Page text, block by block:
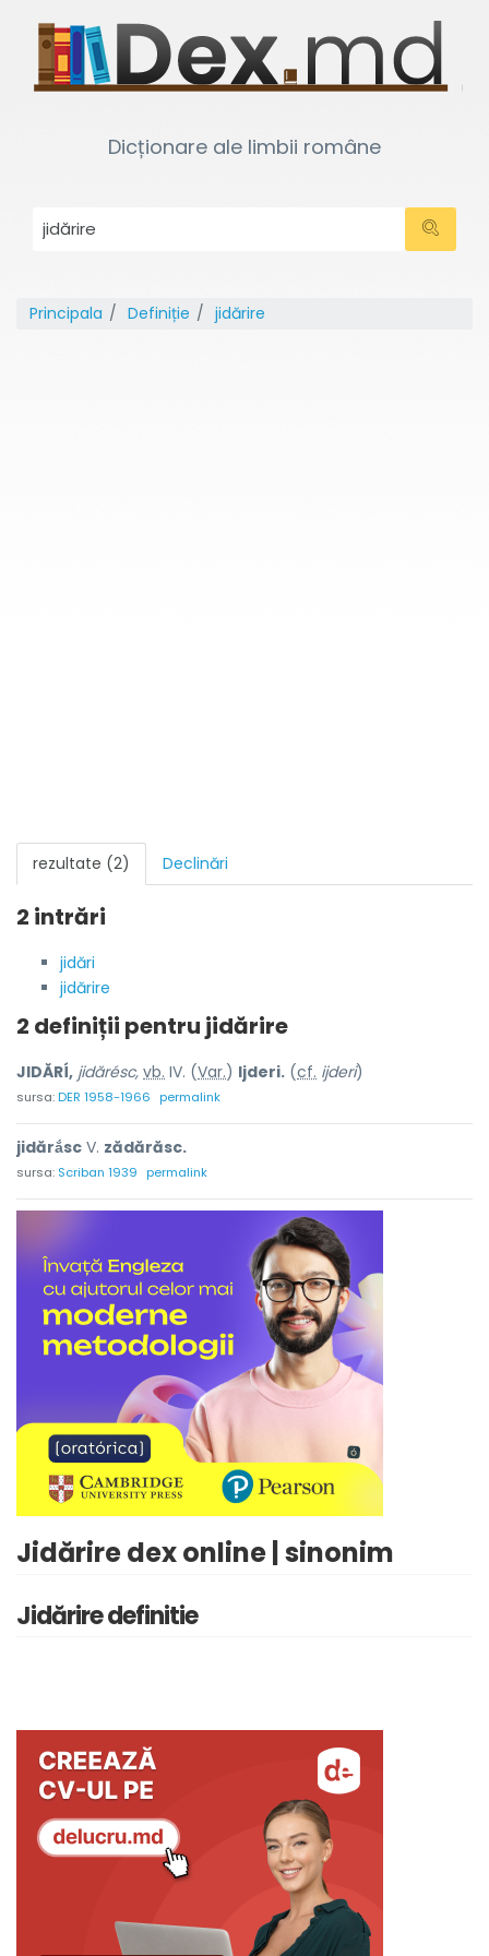
Dicționare ale limbii române
Principala Definiție jidărire
rezultate (2) Declinări
2 intrări
jidări
jidărire
2 definiții pentru jidărire
JIDĂRÍ, jidărésc, vb. IV. (Var.) Ijderi. (cf. ijderi)
sursa:DER 1958-1966 permalink
jidărắsc V. zădărăsc.
sursa: Scriban 1939 permalink
Jidărire dex online | sinonim
Jidărire definitie